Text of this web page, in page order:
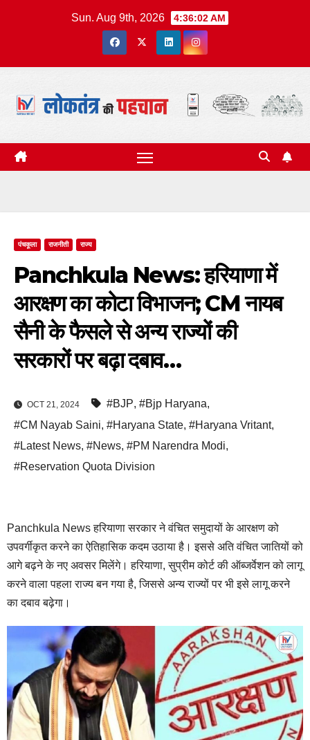
Sun. Aug 9th, 2026 4:36:02 AM
पंचकूला राजनीती राज्य
Panchkula News: हरियाणा में
आरक्षण का कोटा विभाजन; CM नायब
सैनी के फैसले से अन्य राज्यों की
सरकारों पर बढ़ा दबाव…
OCT 21, 2024 #BJP, #Bjp Haryana,
#CM Nayab Saini, #Haryana State, #Haryana Vritant,
#Latest News, #News, #PM Narendra Modi,
#Reservation Quota Division
Panchkula News हरियाणा सरकार ने वंचित समुदायों के आरक्षण को
उपवर्गीकृत करने का ऐतिहासिक कदम उठाया है। इससे अति वंचित जातियों को
आगे बढ़ने के नए अवसर मिलेंगे। हरियाणा, सुप्रीम कोर्ट की ऑब्जर्वेशन को लागू
करने वाला पहला राज्य बन गया है, जिससे अन्य राज्यों पर भी इसे लागू करने
का दबाव बढ़ेगा।